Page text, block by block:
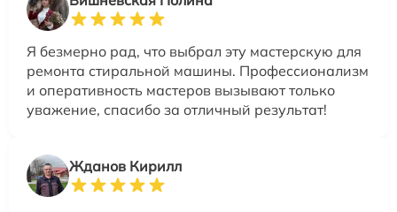
Я безмерно рад, что выбрал эту мастерскую для
ремонта стиральной машины. Профессионализм
и оперативность мастеров вызывают только
уважение, спасибо за отличный результат!
Жданов Кирилл